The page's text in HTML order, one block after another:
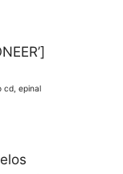
cd, epinal